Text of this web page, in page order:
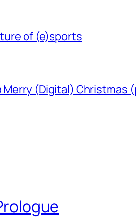
of (e)sports
Merry (Digital) Christmas